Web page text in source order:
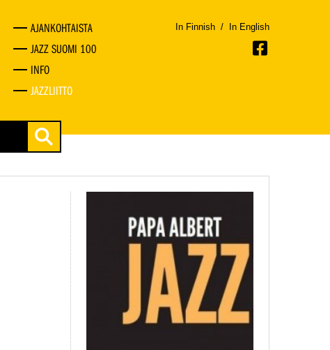
AJANKOHTAISTA
JAZZ SUOMI 100
INFO
JAZZLIITTO
In Finnish / In English